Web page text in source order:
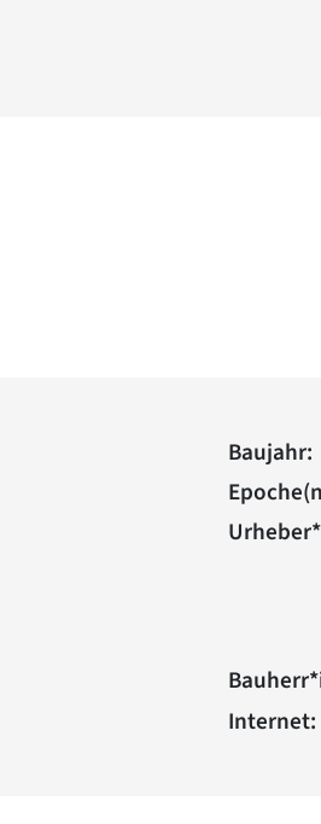
Baujahr:
Internet: